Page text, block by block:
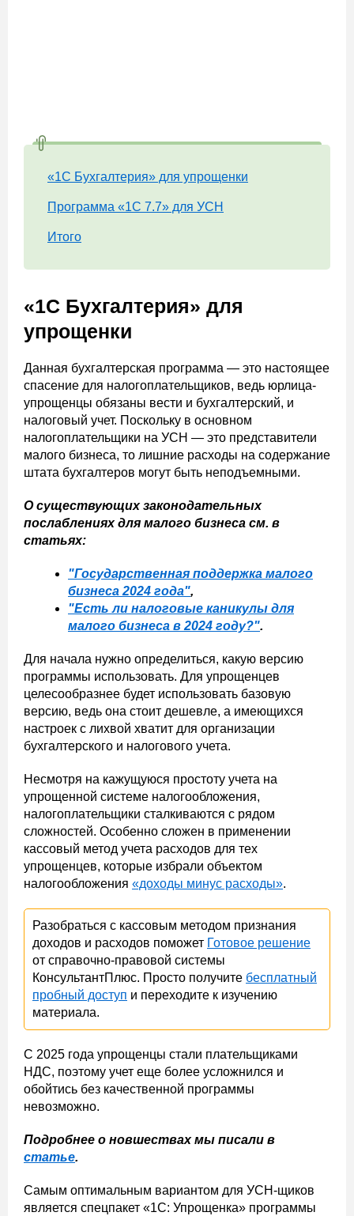
«1С Бухгалтерия» для упрощенки
Программа «1С 7.7» для УСН
Итого
«1С Бухгалтерия» для
упрощенки
Данная бухгалтерская программа — это настоящее
спасение для налогоплательщиков, ведь юрлица-
упрощенцы обязаны вести и бухгалтерский, и
налоговый учет. Поскольку в основном
налогоплательщики на УСН — это представители
малого бизнеса, то лишние расходы на содержание
штата бухгалтеров могут быть неподъемными.
О существующих законодательных
послаблениях для малого бизнеса см. в
статьях:
"Государственная поддержка малого
бизнеса 2024 года",
"Есть ли налоговые каникулы для
малого бизнеса в 2024 году?".
Для начала нужно определиться, какую версию
программы использовать. Для упрощенцев
целесообразнее будет использовать базовую
версию, ведь она стоит дешевле, а имеющихся
настроек с лихвой хватит для организации
бухгалтерского и налогового учета.
Несмотря на кажущуюся простоту учета на
упрощенной системе налогообложения,
налогоплательщики сталкиваются с рядом
сложностей. Особенно сложен в применении
кассовый метод учета расходов для тех
упрощенцев, которые избрали объектом
налогообложения «доходы минус расходы».
Разобраться с кассовым методом признания
доходов и расходов поможет Готовое решение
от справочно-правовой системы
КонсультантПлюс. Просто получите бесплатный
пробный доступ и переходите к изучению
материала.
С 2025 года упрощенцы стали плательщиками
НДС, поэтому учет еще более усложнился и
обойтись без качественной программы
невозможно.
Подробнее о новшествах мы писали в
статье.
Самым оптимальным вариантом для УСН-щиков
является спецпакет «1С: Упрощенка» программы